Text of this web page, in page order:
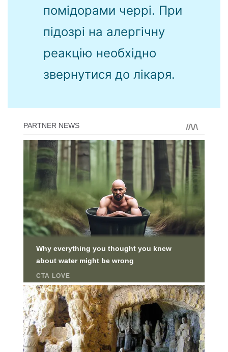
помідорами черрі. При
підозрі на алергічну
реакцію необхідно
звернутися до лікаря.